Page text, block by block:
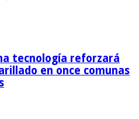
tecnología reforzará
en once comunas